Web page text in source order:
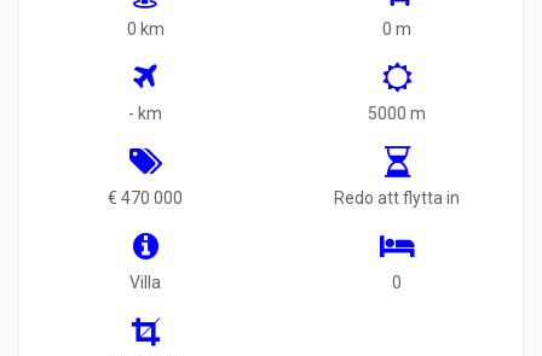
0 km 0 m
- km 5000 m
€ 470 000 Redo att flytta in
Villa 0